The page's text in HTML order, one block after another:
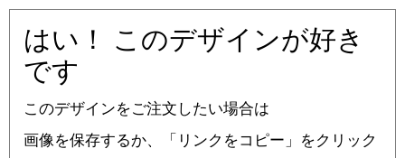
はい！ このデザインが好き
です
このデザインをご注文したい場合は
画像を保存するか、「リンクをコピー」をクリック